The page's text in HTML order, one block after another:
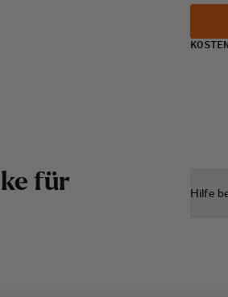
ke für
Hilfe